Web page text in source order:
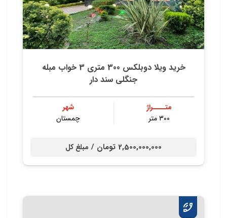
خرید ویلا دوبلکس 300 متری 3 خواب مبله
جنگلی سند دار
متــــراژ
۳۰۰ متر
شهر
چمستان
2,500,000,000 تومان / مبلغ کل